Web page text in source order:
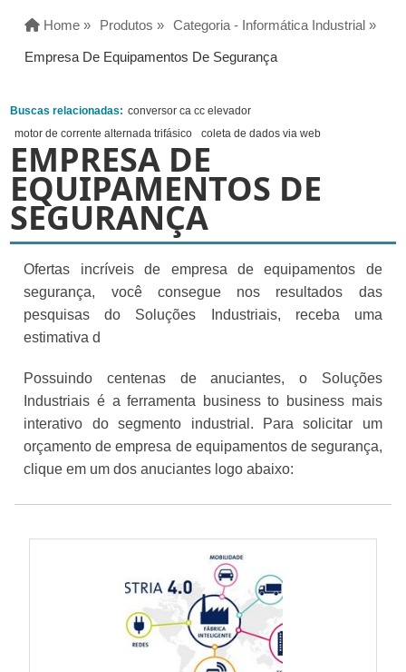
Home » Produtos » Categoria - Informática Industrial »
Empresa De Equipamentos De Segurança
Buscas relacionadas: conversor ca cc elevador
motor de corrente alternada trifásico
coleta de dados via web
EMPRESA DE
EQUIPAMENTOS DE
SEGURANÇA
Ofertas incríveis de empresa de equipamentos de
segurança, você consegue nos resultados das
pesquisas do Soluções Industriais, receba uma
estimativa d
Possuindo centenas de anuciantes, o Soluções
Industriais é a ferramenta business to business mais
interativo do segmento industrial. Para solicitar um
orçamento de empresa de equipamentos de segurança,
clique em um dos anuciantes logo abaixo: